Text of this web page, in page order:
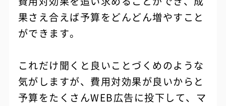
果さえ合えば予算をどんどん増やすこと
ができます。
これだけ聞くと良いことづくめのような
気がしますが、費用対効果が良いからと
予算をたくさんWEB広告に投下して、マ